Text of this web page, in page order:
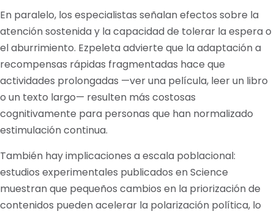
En paralelo, los especialistas señalan efectos sobre la
atención sostenida y la capacidad de tolerar la espera o
el aburrimiento. Ezpeleta advierte que la adaptación a
recompensas rápidas fragmentadas hace que
actividades prolongadas —ver una película, leer un libro
o un texto largo— resulten más costosas
cognitivamente para personas que han normalizado
estimulación continua.
También hay implicaciones a escala poblacional:
estudios experimentales publicados en Science
muestran que pequeños cambios en la priorización de
contenidos pueden acelerar la polarización política, lo